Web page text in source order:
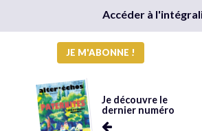
Accéder à
JE M'ABONNE !
Je découvre le
dernier numéro